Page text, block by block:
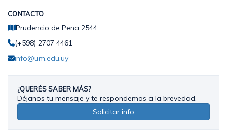
CONTACTO
Prudencio de Pena 2544
(+598) 2707 4461
info@um.edu.uy
¿QUERÉS SABER MÁS?
Déjanos tu mensaje y te respondemos a la brevedad.
Solicitar info